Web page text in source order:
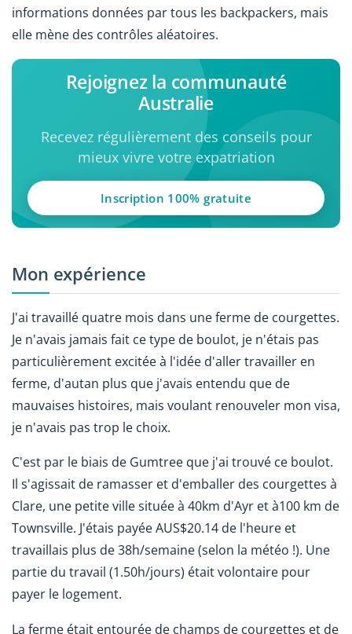
informations données par tous les backpackers, mais
elle mène des contrôles aléatoires.
Rejoignez la communauté
Australie
Recevez régulièrement des conseils pour
mieux vivre votre expatriation
Inscription 100% gratuite
Mon expérience
J'ai travaillé quatre mois dans une ferme de courgettes.
Je n'avais jamais fait ce type de boulot, je n'étais pas
particulièrement excitée à l'idée d'aller travailler en
ferme, d'autan plus que j'avais entendu que de
mauvaises histoires, mais voulant renouveler mon visa,
je n'avais pas trop le choix.
C'est par le biais de Gumtree que j'ai trouvé ce boulot.
Il s'agissait de ramasser et d'emballer des courgettes à
Clare, une petite ville située à 40km d'Ayr et à100 km de
Townsville. J'étais payée AUS$20.14 de l'heure et
travaillais plus de 38h/semaine (selon la météo !). Une
partie du travail (1.50h/jours) était volontaire pour
payer le logement.
La ferme était entourée de champs de courgettes et de